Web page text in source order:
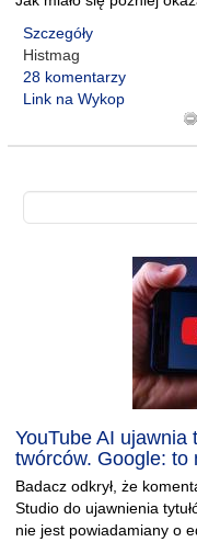
Szczegóły
Histmag
28 komentarzy
Link na Wykop
YouTube AI ujawnia
twórców. Google: to
Badacz odkrył, że
Studio do ujawnienia
nie jest powiadamiany o